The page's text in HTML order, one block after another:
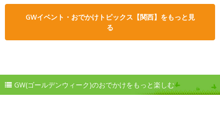
GWイベント・おでかけトピックス【関西】をもっと見
る
GW(ゴールデンウィーク)のおでかけをもっと楽しむ